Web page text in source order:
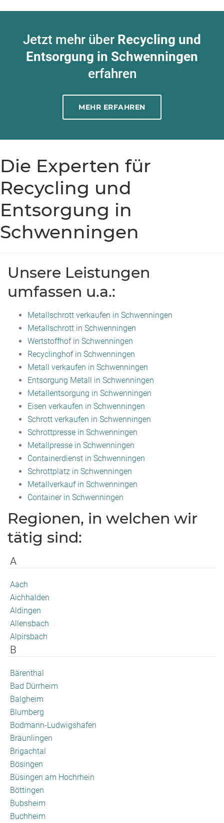
Jetzt mehr über Recycling und
Entsorgung in Schwenningen
erfahren
MEHR ERFAHREN
Die Experten für
Recycling und
Entsorgung in
Schwenningen
Unsere Leistungen
umfassen u.a.:
Metallschrott verkaufen in Schwenningen
Metallschrott in Schwenningen
Wertstoffhof in Schwenningen
Recyclinghof in Schwenningen
Metall verkaufen in Schwenningen
Entsorgung Metall in Schwenningen
Metallentsorgung in Schwenningen
Eisen verkaufen in Schwenningen
Schrott verkaufen in Schwenningen
Schrottpresse in Schwenningen
Metallpresse in Schwenningen
Containerdienst in Schwenningen
Schrottplatz in Schwenningen
Metallverkauf in Schwenningen
Container in Schwenningen
Regionen, in welchen wir
tätig sind:
A
Aach
Aichhalden
Aldingen
Allensbach
Alpirsbach
B
Bärenthal
Bad Dürrheim
Balgheim
Blumberg
Bodmann-Ludwigshafen
Bräunlingen
Brigachtal
Bösingen
Büsingen am Hochrhein
Böttingen
Bubsheim
Buchheim